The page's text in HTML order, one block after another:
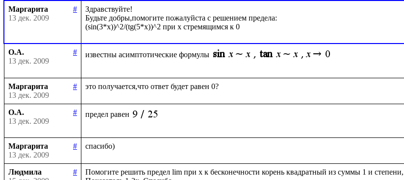
Маргарита
#
13 дек. 2009
Здравствуйте!
Будьте добры,помогите пожалуйста с решением предела:
О.А.
#
13 дек. 2009
известны асимптотические формулы
Маргарита
#
13 дек. 2009
О.А.
#
13 дек. 2009
предел равен
Маргарита
#
13 дек. 2009
Людмила
#
Помогите решить предел lim при х к бесконечности корень квадратный из суммы 1 и